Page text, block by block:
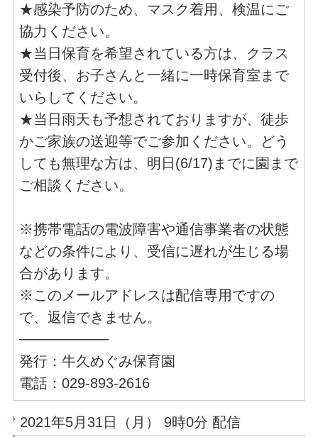
★感染予防のため、マスク着用、検温にご
協力ください。
★当日保育を希望されている方は、クラス
受付後、お子さんと一緒に一時保育室まで
いらしてください。
★当日雨天も予想されておりますが、徒歩
かご家族の送迎等でご参加ください。どう
しても無理な方は、明日(6/17)までに園まで
ご相談ください。
※携帯電話の電波障害や通信事業者の状態
などの条件により、受信に遅れが生じる場
合があります。
※このメールアドレスは配信専用ですの
で、返信できません。
─────────
発行：牛久めぐみ保育園
電話：029-893-2616
2021年5月31日（月） 9時0分 配信